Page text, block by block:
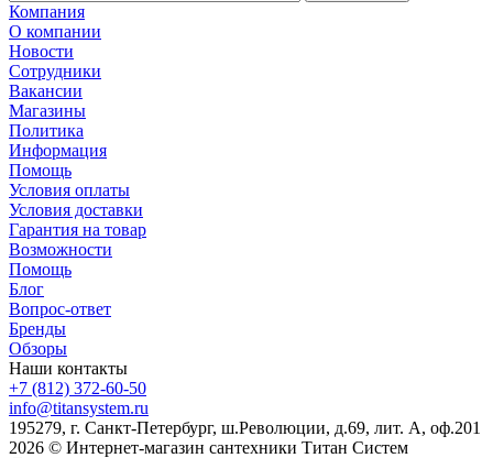
Компания
О компании
Новости
Сотрудники
Вакансии
Магазины
Политика
Информация
Помощь
Условия оплаты
Условия доставки
Гарантия на товар
Возможности
Помощь
Блог
Вопрос-ответ
Бренды
Обзоры
Наши контакты
+7 (812) 372-60-50
info@titansystem.ru
195279, г. Санкт-Петербург, ш.Революции, д.69, лит. А, оф.201
2026 © Интернет-магазин сантехники Титан Систем